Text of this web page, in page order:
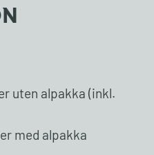
uten alpakka (inkl.
med alpakka